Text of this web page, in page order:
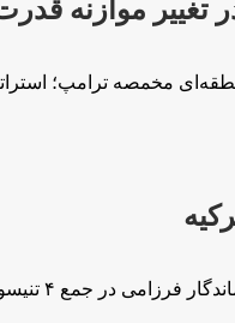
تغییر موازنه
مخمصه ترامپ؛